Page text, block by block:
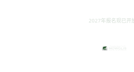
2027年报名现已开